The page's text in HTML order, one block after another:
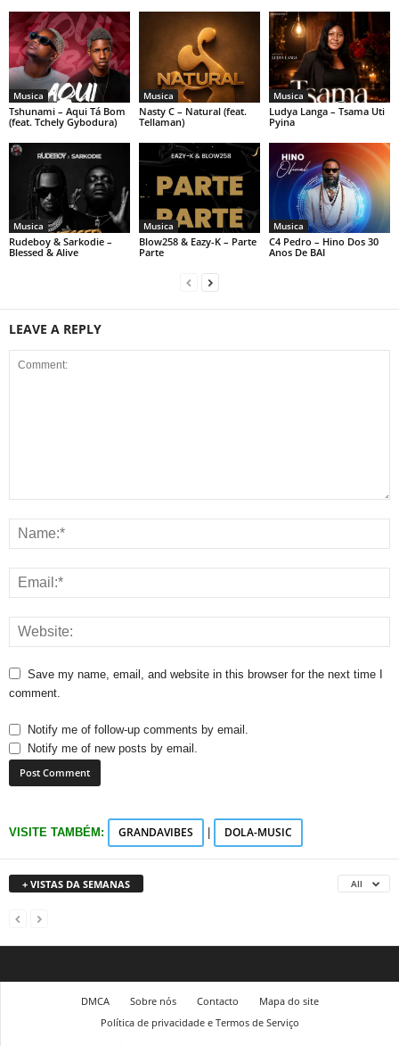
Musica
Tshunami – Aqui Tá Bom
(feat. Tchely Gybodura)
Musica
Nasty C – Natural (feat.
Tellaman)
Musica
Ludya Langa – Tsama Uti
Pyina
Musica
Rudeboy & Sarkodie –
Blessed & Alive
Musica
Blow258 & Eazy-K – Parte
Parte
Musica
C4 Pedro – Hino Dos 30
Anos De BAI
LEAVE A REPLY
Save my name, email, and website in this browser for the next time I
comment.
Notify me of follow-up comments by email.
Notify me of new posts by email.
VISITE TAMBÉM: GRANDAVIBES DOLA-MUSIC
+ VISTAS DA SEMANAS All
DMCA Sobre nós Contacto
Mapa do site
Política de privacidade e Termos de Serviço